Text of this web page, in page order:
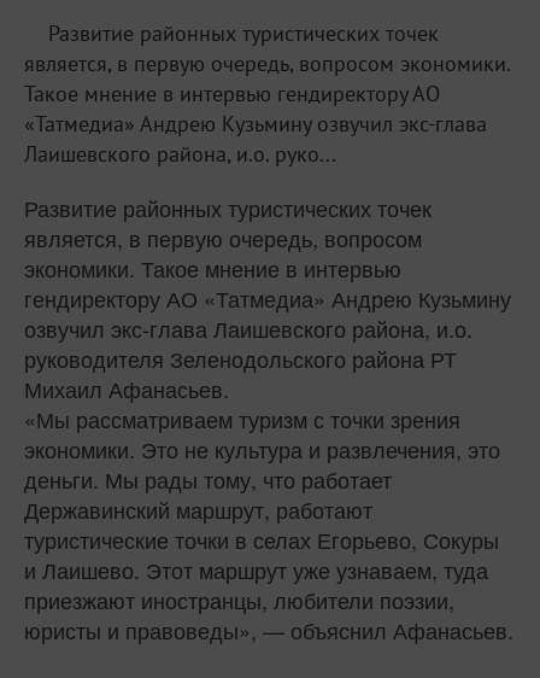
Развитие районных туристических точек
является, в первую очередь, вопросом экономики.
Такое мнение в интервью гендиректору АО
«Татмедиа» Андрею Кузьмину озвучил экс-глава
Лаишевского района, и.о. руко...
Развитие районных туристических точек
является, в первую очередь, вопросом
экономики. Такое мнение в интервью
гендиректору АО «Татмедиа» Андрею Кузьмину
озвучил экс-глава Лаишевского района, и.о.
руководителя Зеленодольского района РТ
Михаил Афанасьев.
«Мы рассматриваем туризм с точки зрения
экономики. Это не культура и развлечения, это
деньги. Мы рады тому, что работает
Державинский маршрут, работают
туристические точки в селах Егорьево, Сокуры
и Лаишево. Этот маршрут уже узнаваем, туда
приезжают иностранцы, любители поэзии,
юристы и правоведы», — объяснил Афанасьев.